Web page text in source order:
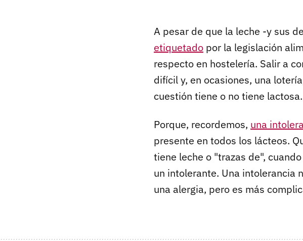
A pesar de que la leche -y sus
etiquetado por la legislación
respecto en hostelería. Salir a
difícil y, en ocasiones, una
cuestión tiene o no tiene lactosa.
Porque, recordemos, una
presente en todos los lácteos.
tiene leche o "trazas de",
un intolerante. Una intolerancia
una alergia, pero es más